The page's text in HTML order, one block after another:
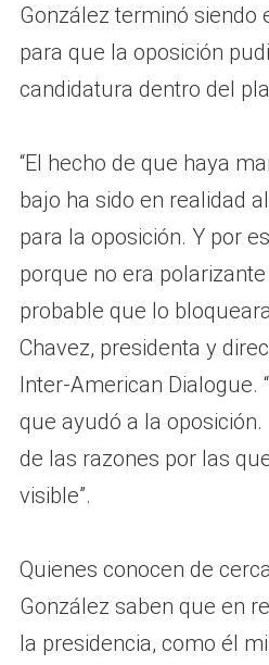
González terminó siendo
para que la oposición
candidatura dentro del
“El hecho de que haya
bajo ha sido en realidad
para la oposición. Y por
porque no era
probable que lo
Chavez, presidenta y
Inter-American Dialogue.
que ayudó a la
de las razones por las
visible”.
Quienes conocen de
González saben que en
la presidencia, como él